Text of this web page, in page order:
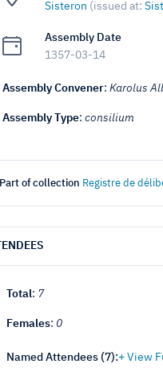
Sisteron (issued at:
Assembly Date
1357-03-14
Assembly Convener: Karolus
Assembly Type: consilium
Part of collection Registre de
Total: 7
Females: 0
Named Attendees (7):